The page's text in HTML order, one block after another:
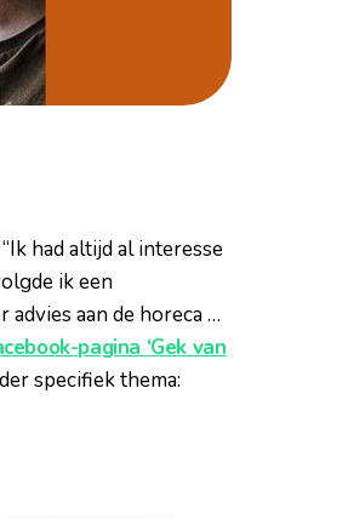
had altijd al interesse
ik een
aan de horeca …
pagina ‘Gek van
specifiek thema: